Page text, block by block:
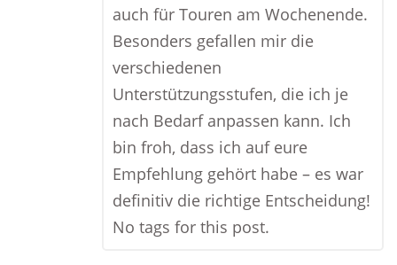
auch für Touren am Wochenende.
Besonders gefallen mir die
verschiedenen
Unterstützungsstufen, die ich je
nach Bedarf anpassen kann. Ich
bin froh, dass ich auf eure
Empfehlung gehört habe – es war
definitiv die richtige Entscheidung!
No tags for this post.